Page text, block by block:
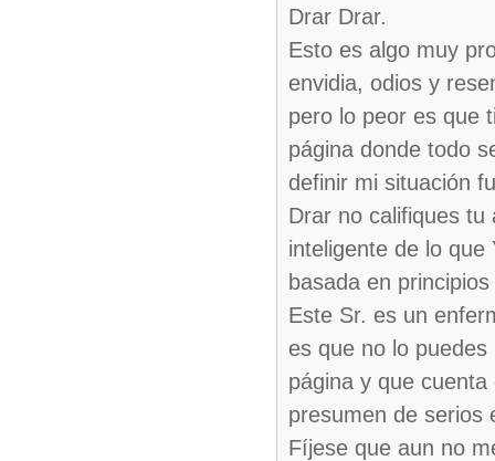
Drar Drar.
Esto es algo muy
envidia, odios y
pero lo peor es que
página donde todo
definir mi situación
Drar no califiques
inteligente de lo que
basada en
Este Sr. es un
es que no lo
página y que
presumen de serios
Fíjese que aun no